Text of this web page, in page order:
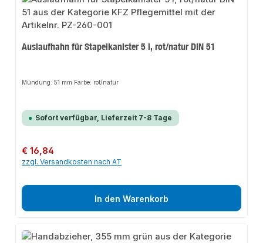
Auslaufhahn für Stapelkanister 5 l, rot/natur DIN 51
Mündung: 51 mm Farbe: rot/natur
Sofort verfügbar, Lieferzeit 7-8 Tage
Regulärer Preis:
€ 16,84
zzgl. Versandkosten nach AT
In den Warenkorb